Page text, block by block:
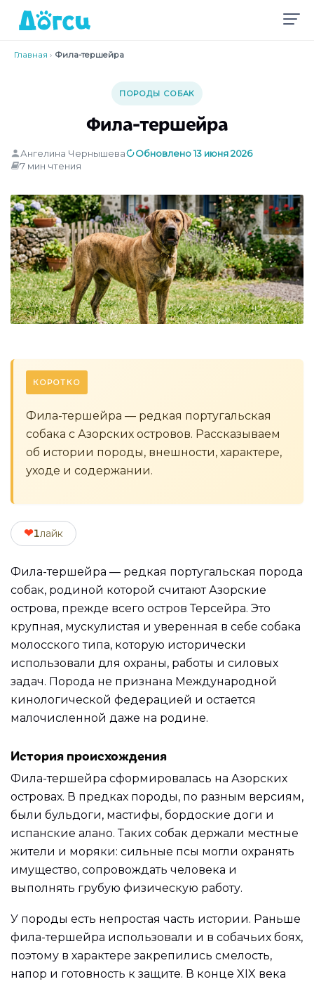
Главная › Фила-тершейра
ПОРОДЫ СОБАК
Фила-тершейра
Ангелина Чернышева
Обновлено 13 июня 2026
7 мин чтения
КОРОТКО
Фила-тершейра — редкая португальская
собака с Азорских островов. Рассказываем
об истории породы, внешности, характере,
уходе и содержании.
❤1лайк
Фила-тершейра — редкая португальская порода
собак, родиной которой считают Азорские
острова, прежде всего остров Терсейра. Это
крупная, мускулистая и уверенная в себе собака
молосского типа, которую исторически
использовали для охраны, работы и силовых
задач. Порода не признана Международной
кинологической федерацией и остается
малочисленной даже на родине.
История происхождения
Фила-тершейра сформировалась на Азорских
островах. В предках породы, по разным версиям,
были бульдоги, мастифы, бордоские доги и
испанские алано. Таких собак держали местные
жители и моряки: сильные псы могли охранять
имущество, сопровождать человека и
выполнять грубую физическую работу.
У породы есть непростая часть истории. Раньше
фила-тершейра использовали и в собачьих боях,
поэтому в характере закрепились смелость,
напор и готовность к защите. В конце XIX века